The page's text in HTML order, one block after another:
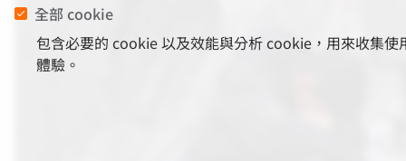
全部 cookie
包含必要的 cookie 以及效能與分析 cookie，用來收集
體驗。